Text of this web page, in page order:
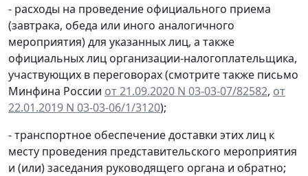
- расходы на проведение официального приема
(завтрака, обеда или иного аналогичного
мероприятия) для указанных лиц, а также
официальных лиц организации-налогоплательщика,
участвующих в переговорах (смотрите также письмо
Минфина России от 21.09.2020 N 03-03-07/82582, от
22.01.2019 N 03-03-06/1/3120);
- транспортное обеспечение доставки этих лиц к
месту проведения представительского мероприятия
и (или) заседания руководящего органа и обратно;